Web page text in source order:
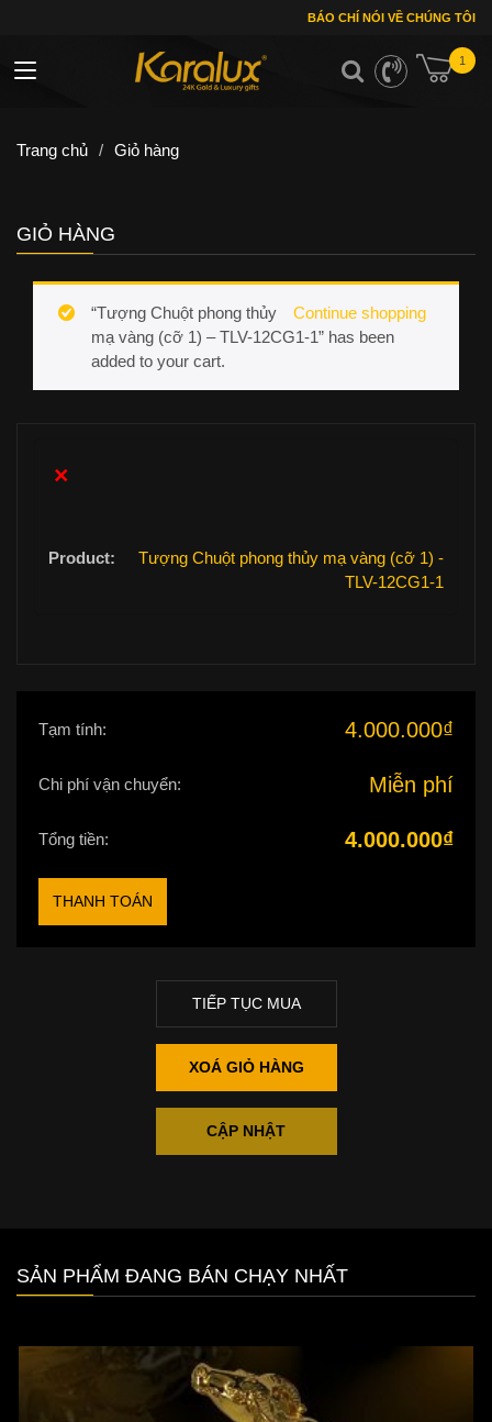
BÁO CHÍ NÓI VỀ CHÚNG TÔI
1
Toggle navigation
Trang chủ / Giỏ hàng
GIỎ HÀNG
Continue shopping
“Tượng Chuột phong thủy
mạ vàng (cỡ 1) – TLV-12CG1-1” has been
added to your cart.
×
Tượng Chuột phong thủy mạ vàng (cỡ 1) -
TLV-12CG1-1
Tạm tính: 4.000.000₫
Chi phí vận chuyển: Miễn phí
Tổng tiền: 4.000.000₫
THANH TOÁN
TIẾP TỤC MUA
XOÁ GIỎ HÀNG
CẬP NHẬT
SẢN PHẨM ĐANG BÁN CHẠY NHẤT